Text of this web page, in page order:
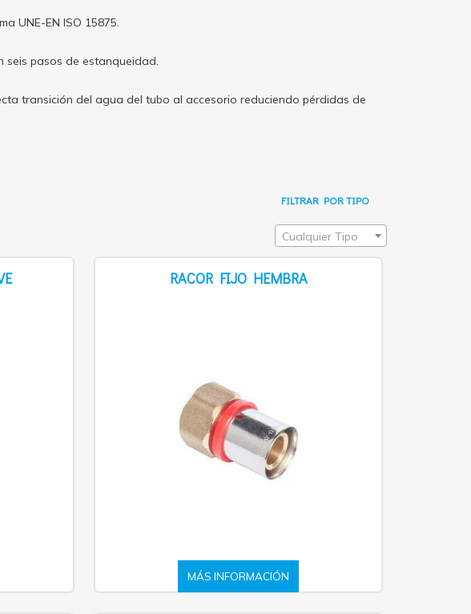
UNE-EN ISO 15875.
seis pasos de estanqueidad.
transición del agua del tubo al accesorio reduciendo pérdidas de
FILTRAR POR TIPO
Cualquier Tipo
RACOR FIJO HEMBRA
MÁS INFORMACIÓN